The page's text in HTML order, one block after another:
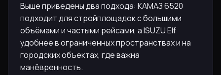
Выше приведены два подхода: КАМАЗ 6520
подходит для стройплощадок с большими
объёмами и частыми рейсами, а ISUZU Elf
удобнее в ограниченных пространствах и на
городских объектах, где важна
манёвренность.